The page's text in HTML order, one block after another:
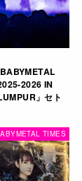
2026 IN
」セト
TIMES